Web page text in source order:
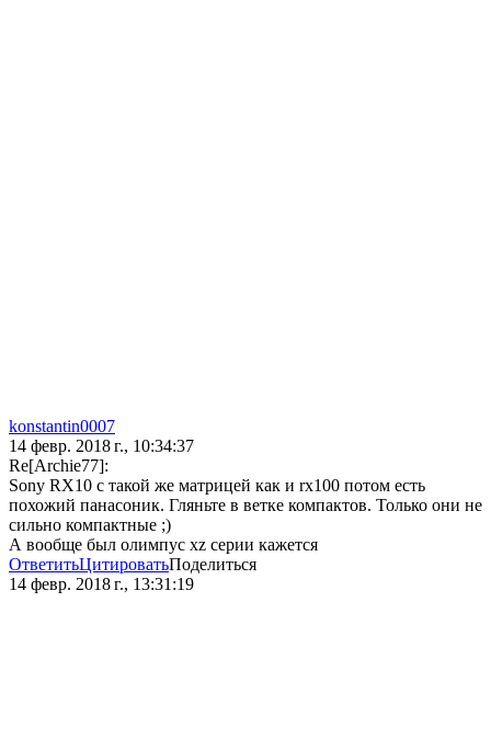
konstantin0007
14 февр. 2018 г., 10:34:37
Re[Archie77]:
Sony RX10 с такой же матрицей как и rx100 потом есть
похожий панасоник. Гляньте в ветке компактов. Только они не
сильно компактные ;)
А вообще был олимпус xz серии кажется
ОтветитьЦитироватьПоделиться
14 февр. 2018 г., 13:31:19